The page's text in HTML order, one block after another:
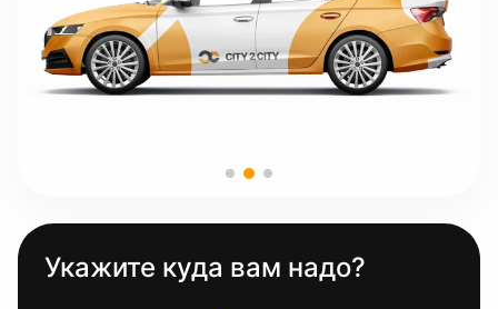
Укажите куда вам надо?